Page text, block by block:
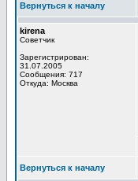
Вернуться к началу
kirena
Советчик
Зарегистрирован:
31.07.2005
Сообщения: 717
Откуда: Москва
Вернуться к началу